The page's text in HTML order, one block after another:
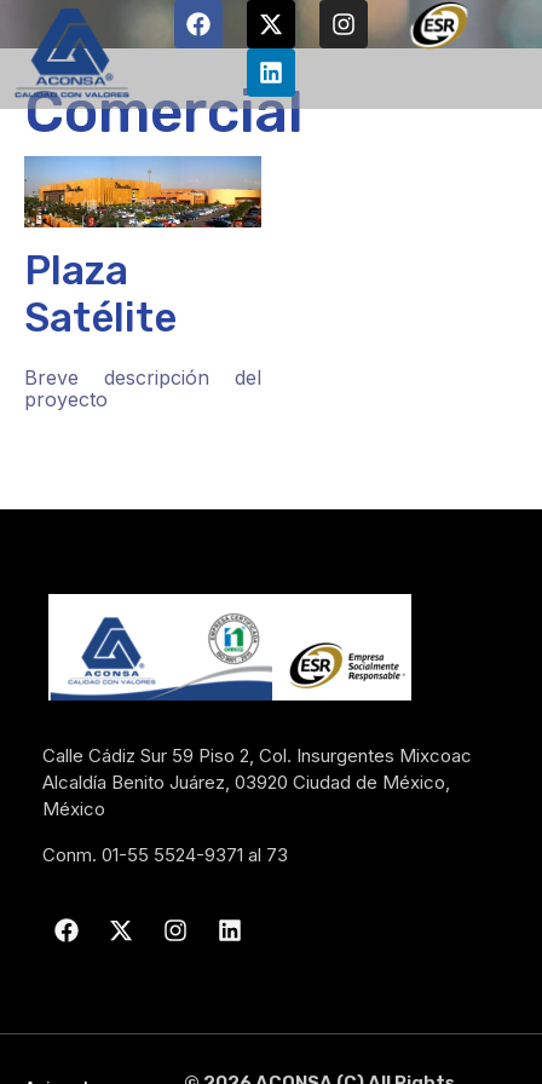
Comercial
Plaza
Satélite
Breve descripción del
proyecto
Calle Cádiz Sur 59 Piso 2, Col. Insurgentes Mixcoac
Alcaldía Benito Juárez, 03920 Ciudad de México,
México
Conm. 01-55 5524-9371 al 73